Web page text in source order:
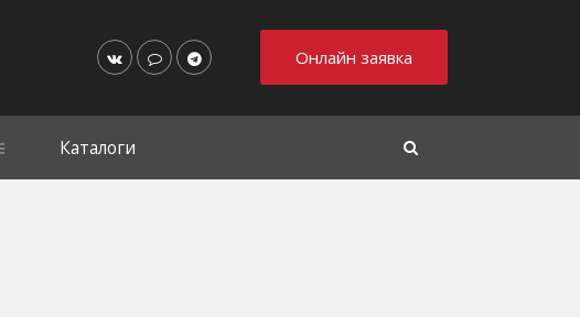
Онлайн заявка
Каталоги